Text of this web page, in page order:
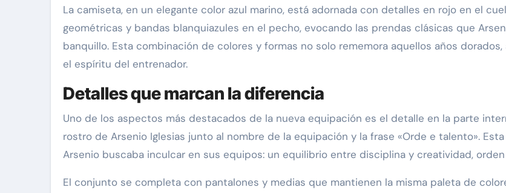
La camiseta, en un elegante color azul marino, está adornada con detalles en rojo en el
geométricas y bandas blanquiazules en el pecho, evocando las prendas clásicas que
banquillo. Esta combinación de colores y formas no solo rememora aquellos años
el espíritu del entrenador.
Detalles que marcan la diferencia
Uno de los aspectos más destacados de la nueva equipación es el detalle en la parte
rostro de Arsenio Iglesias junto al nombre de la equipación y la frase «Orde e talento».
Arsenio buscaba inculcar en sus equipos: un equilibrio entre disciplina y creatividad,
El conjunto se completa con pantalones y medias que mantienen la misma paleta de